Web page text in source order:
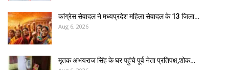
कांग्रेस सेवादल ने मध्यप्रदेश महिला सेवादल के 13 जिला…
Aug 6, 2026
मृतक अभयराज सिंह के घर पहुंचे पूर्व नेता प्रतिपक्ष,शोक…